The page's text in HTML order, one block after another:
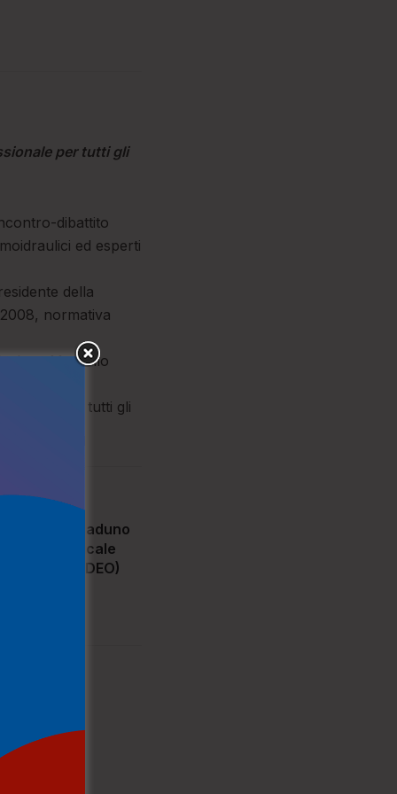
per tutti gli
dibattito
ed esperti
della
normativa
e Marcello
per tutti gli
Calabro il raduno
Musicale
(VIDEO)